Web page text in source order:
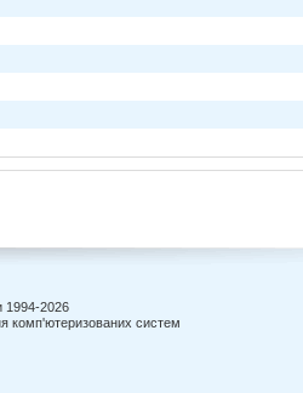
1994-2026
комп'ютеризованих систем